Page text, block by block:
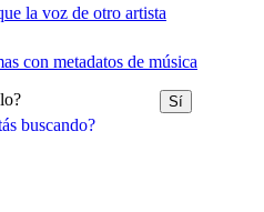
buscando?
la voz de otro artista
con metadatos de música
Sí